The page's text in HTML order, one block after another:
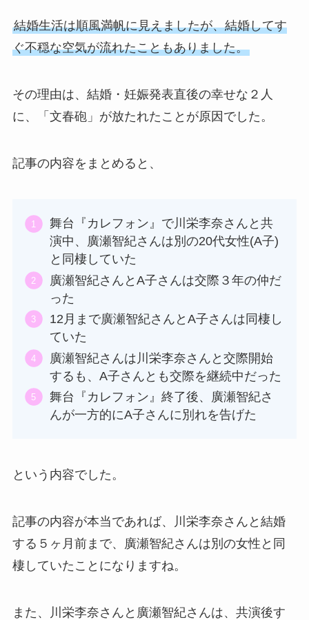
結婚生活は順風満帆に見えましたが、結婚してす
ぐ不穏な空気が流れたこともありました。
その理由は、結婚・妊娠発表直後の幸せな２人
に、「文春砲」が放たれたことが原因でした。
記事の内容をまとめると、
舞台『カレフォン』で川栄李奈さんと共
演中、廣瀬智紀さんは別の20代女性(A子)
と同棲していた
廣瀬智紀さんとA子さんは交際３年の仲だ
った
12月まで廣瀬智紀さんとA子さんは同棲し
ていた
廣瀬智紀さんは川栄李奈さんと交際開始
するも、A子さんとも交際を継続中だった
舞台『カレフォン』終了後、廣瀬智紀さ
んが一方的にA子さんに別れを告げた
という内容でした。
記事の内容が本当であれば、川栄李奈さんと結婚
する５ヶ月前まで、廣瀬智紀さんは別の女性と同
棲していたことになりますね。
また、川栄李奈さんと廣瀬智紀さんは、共演後す